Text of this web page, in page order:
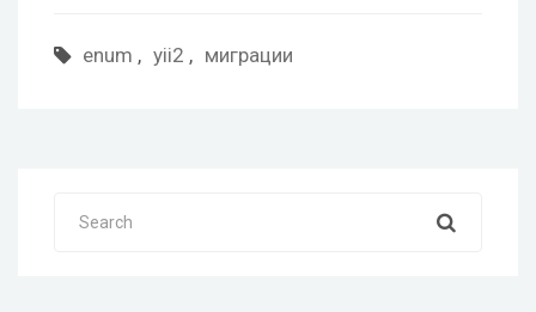
enum , yii2 , миграции
Search